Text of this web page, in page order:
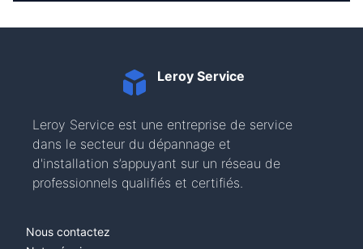
Leroy Service
Leroy Service est une entreprise de service
dans le secteur du dépannage et
d'installation s’appuyant sur un réseau de
professionnels qualifiés et certifiés.
Nous contactez